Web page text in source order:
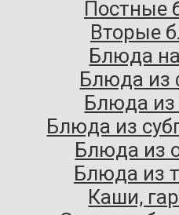
Постные
Вторые
Блюда
Блюда из
Блюда
Блюда из
Блюда из
Блюда из
Каши,